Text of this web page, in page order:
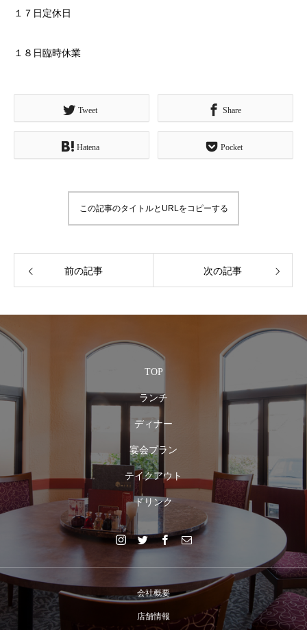
１７日定休日
１８日臨時休業
Tweet Share
Hatena Pocket
この記事のタイトルとURLをコピーする
前の記事 次の記事
TOP
ランチ
ディナー
宴会プラン
テイクアウト
ドリンク
会社概要
店舗情報